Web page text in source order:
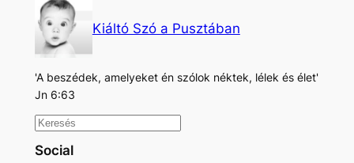
Kiáltó Szó a Pusztában
'A beszédek, amelyeket én szólok néktek, lélek és élet'
Jn 6:63
K
e
Social